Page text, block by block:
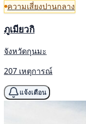
ความเสี่ยงปานกลาง
ภูเมียวกิ
จังหวัดกุนมะ
207 เหตุการณ์
แจ้งเตือน